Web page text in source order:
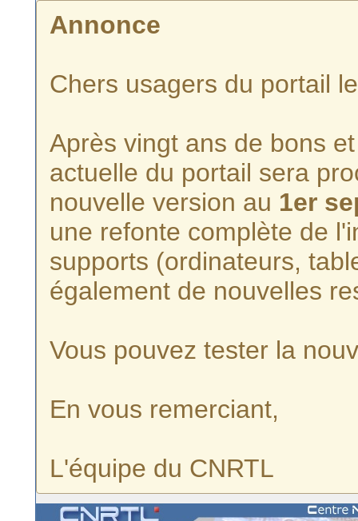
Annonce
Chers usagers du portail
Après vingt ans de bons
actuelle du portail sera
nouvelle version au 1er
une refonte complète de
supports (ordinateurs,
également de nouvelles
Vous pouvez tester la
En vous remerciant,
L'équipe du CNRTL